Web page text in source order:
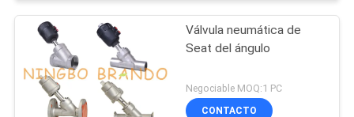
Válvula neumática de
Seat del ángulo
Negociable MOQ:1 PC
CONTACTO